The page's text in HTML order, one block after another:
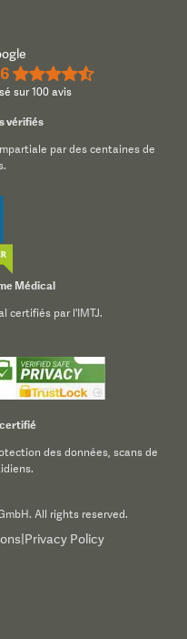
★★★★½
sur 100 avis
vérifiés
par des centaines de
Médical
certifiés par l'IMTJ.
des données, scans de
All rights reserved.
Privacy Policy
browsing experience,